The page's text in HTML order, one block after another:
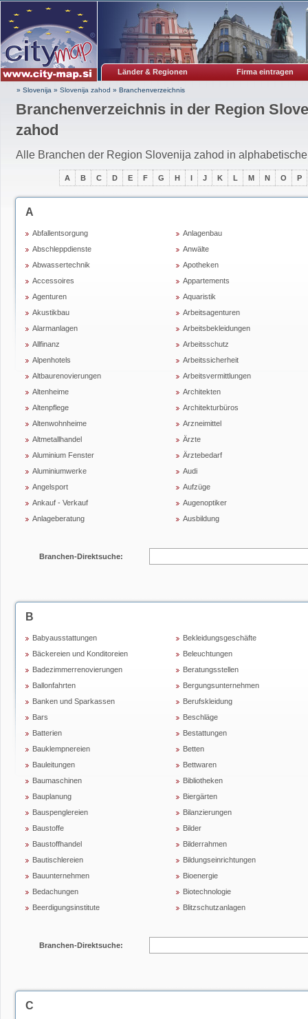
Länder & Regionen Firma eintragen
» Slovenija » Slovenija zahod » Branchenverzeichnis
Branchenverzeichnis in der Region
zahod
Alle Branchen der Region Slovenija zahod in
A B C D E F G H I J K L M N O P
A
Abfallentsorgung
Abschleppdienste
Abwassertechnik
Accessoires
Agenturen
Akustikbau
Alarmanlagen
Allfinanz
Alpenhotels
Altbaurenovierungen
Altenheime
Altenpflege
Altenwohnheime
Altmetallhandel
Aluminium Fenster
Aluminiumwerke
Angelsport
Ankauf - Verkauf
Anlageberatung
Anlagenbau
Anwälte
Apotheken
Appartements
Aquaristik
Arbeitsagenturen
Arbeitsbekleidungen
Arbeitsschutz
Arbeitssicherheit
Arbeitsvermittlungen
Architekten
Architekturbüros
Arzneimittel
Ärzte
Ärztebedarf
Audi
Aufzüge
Augenoptiker
Ausbildung
Branchen-Direktsuche:
B
Babyausstattungen
Bäckereien und Konditoreien
Badezimmerrenovierungen
Ballonfahrten
Banken und Sparkassen
Bars
Batterien
Bauklempnereien
Bauleitungen
Baumaschinen
Bauplanung
Bauspenglereien
Baustoffe
Baustoffhandel
Bautischlereien
Bauunternehmen
Bedachungen
Beerdigungsinstitute
Bekleidungsgeschäfte
Beleuchtungen
Beratungsstellen
Bergungsunternehmen
Berufskleidung
Beschläge
Bestattungen
Betten
Bettwaren
Bibliotheken
Biergärten
Bilanzierungen
Bilder
Bilderrahmen
Bildungseinrichtungen
Bioenergie
Biotechnologie
Blitzschutzanlagen
Branchen-Direktsuche:
C